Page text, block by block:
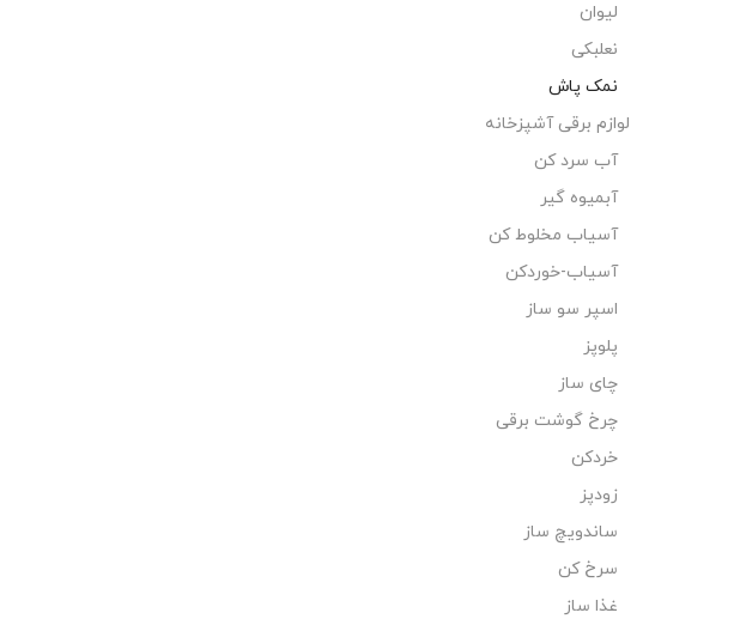
لیوان
نعلبکی
نمک پاش
لوازم برقی آشپزخانه
آب سرد کن
آبمیوه گیر
آسیاب مخلوط کن
آسیاب-خوردکن
اسپر سو ساز
پلوپز
چای ساز
چرخ گوشت برقی
خردکن
زودپز
ساندویچ ساز
سرخ کن
غذا ساز